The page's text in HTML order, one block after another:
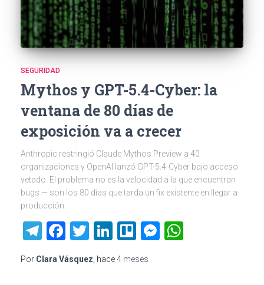
SEGURIDAD
Mythos y GPT-5.4-Cyber: la
ventana de 80 días de
exposición va a crecer
Anthropic restringió Claude Mythos Preview a 40
organizaciones y OpenAI lanzó GPT-5.4-Cyber bajo acceso
vetado. El problema no es la velocidad a la que encuentran
bugs — son los 80 días que tarda un fix existente en llegar a
producción.
Telegram
Facebook
Twitter
LinkedIn
TrelloMessenger
Por Clara Vásquez , hace4 meses